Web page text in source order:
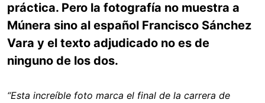
práctica. Pero la fotografía no muestra a
Múnera sino al español Francisco Sánchez
Vara y el texto adjudicado no es de
ninguno de los dos.
“Esta increíble foto marca el final de la carrera de